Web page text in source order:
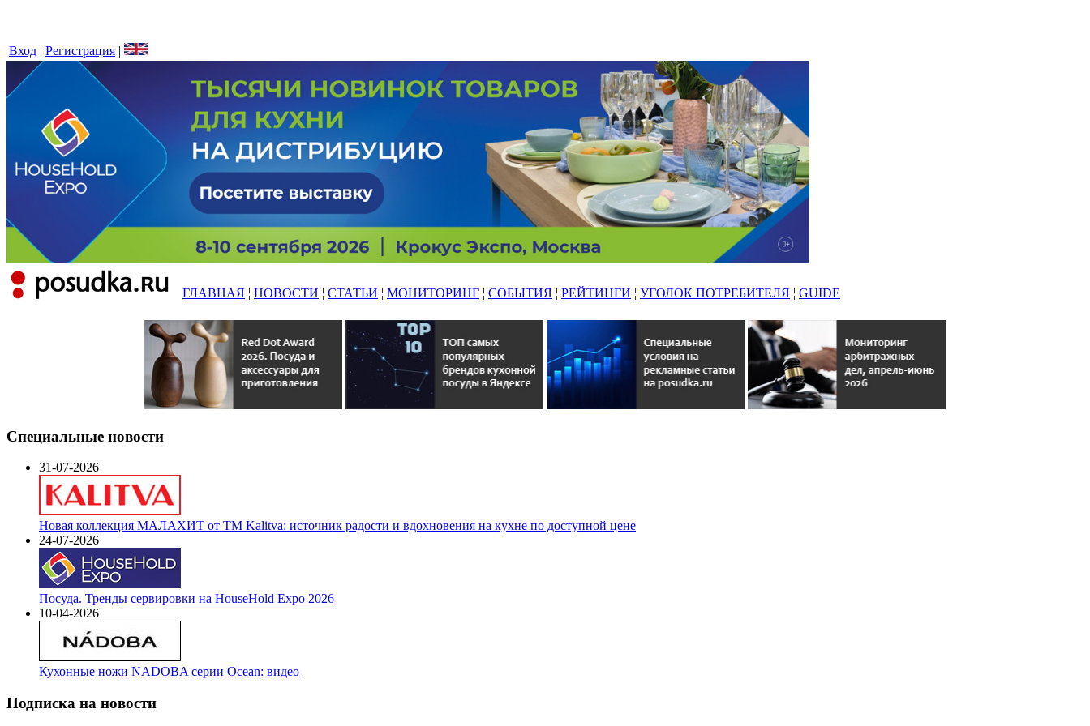
Вход | Регистрация |
ГЛАВНАЯ ¦ НОВОСТИ ¦ СТАТЬИ ¦ МОНИТОРИНГ ¦ СОБЫТИЯ ¦ РЕЙТИНГИ ¦ УГОЛОК ПОТРЕБИТЕЛЯ ¦ GUIDE
Специальные новости
31-07-2026
Новая коллекция МАЛАХИТ от ТМ Kalitva: источник радости и вдохновения на кухне по доступной цене
24-07-2026
Посуда. Тренды сервировки на HouseHold Expo 2026
10-04-2026
Кухонные ножи NADOBA серии Ocean: видео
Подписка на новости